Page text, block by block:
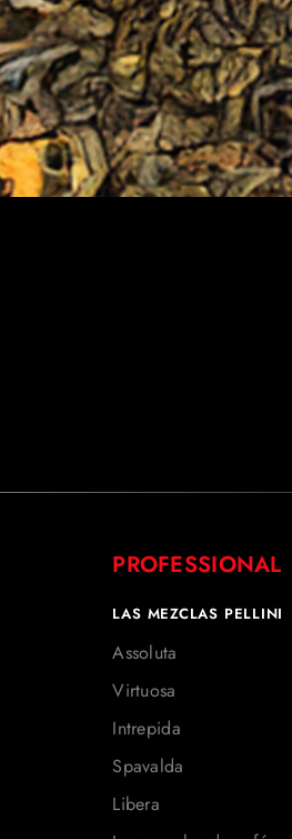
PROFESSIONAL
LAS MEZCLAS PELLINI
Assoluta
Virtuosa
Intrepida
Spavalda
Libera